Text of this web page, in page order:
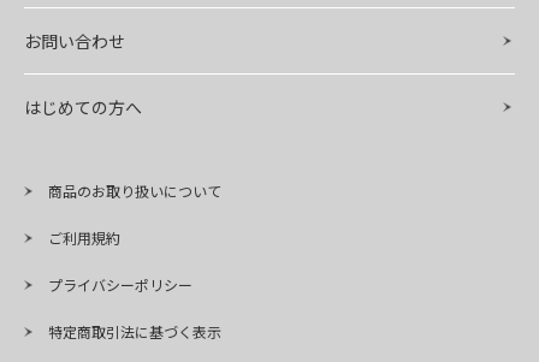
お問い合わせ
はじめての方へ
商品のお取り扱いについて
ご利用規約
プライバシーポリシー
特定商取引法に基づく表示